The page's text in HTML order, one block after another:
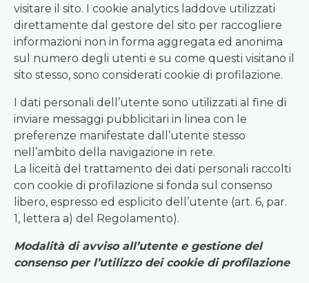
visitare il sito. I cookie analytics laddove utilizzati
direttamente dal gestore del sito per raccogliere
informazioni non in forma aggregata ed anonima
sul numero degli utenti e su come questi visitano il
sito stesso, sono considerati cookie di profilazione.
I dati personali dell’utente sono utilizzati al fine di
inviare messaggi pubblicitari in linea con le
preferenze manifestate dall’utente stesso
nell’ambito della navigazione in rete.
La liceità del trattamento dei dati personali raccolti
con cookie di profilazione si fonda sul consenso
libero, espresso ed esplicito dell’utente (art. 6, par.
1, lettera a) del Regolamento).
Modalità di avviso all’utente e gestione del
consenso per l’utilizzo dei cookie di profilazione